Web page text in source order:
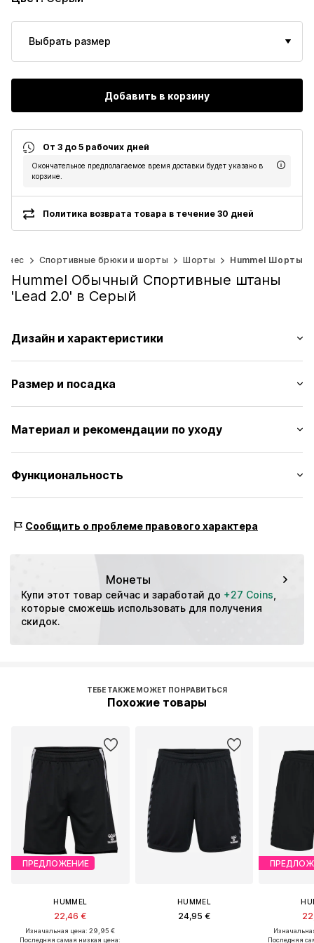
Выбрать размер
Добавить в корзину
От 3 до 5 рабочих дней
Окончательное предполагаемое время доставки будет указано в
корзине.
Политика возврата товара в течение 30 дней
Спортивные брюки и шорты Шорты Hummel Шорты
Hummel Обычный Спортивные штаны
'Lead 2.0' в Серый
Дизайн и характеристики
Регулируемый обхват талии
Эластичный пояс
Боковые карманы на молнии
Печать лейблов
Размер и посадка
Крой: Обычный
Материал и рекомендации по уходу
Материал: 90% Recyceltes Polyester, 10% Эластан
Функциональность
Особенности: Дышащий
Сообщить о проблеме правового характера
Монеты
Купи этот товар сейчас и заработай до +27 Coins
которые сможешь использовать для получения
скидок.
ТЕБЕ ТАКЖЕ МОЖЕТ ПОНРАВИТЬСЯ
Похожие товары
ПРЕДЛОЖЕНИЕ
HUMMEL
22,46 €
Изначальная цена: 29,95 €
Последняя самая низкая цена:
HUMMEL
24,95 €
Последняя